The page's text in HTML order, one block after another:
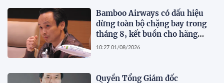
Bamboo Airways có dấu hiệu
dừng toàn bộ chặng bay trong
tháng 8, kết buồn cho hãng
hàng không do ông Trịnh Văn
10:27 01/08/2026
Quyền Tổng Giám đốc